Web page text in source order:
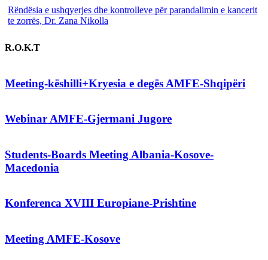
Rëndësia e ushqyerjes dhe kontrolleve për parandalimin e kancerit
te zorrës, Dr. Zana Nikolla
R.O.K.T
Meeting-këshilli+Kryesia e degës AMFE-Shqipëri
Webinar AMFE-Gjermani Jugore
Students-Boards Meeting Albania-Kosove-
Macedonia
Konferenca XVIII Europiane-Prishtine
Meeting AMFE-Kosove